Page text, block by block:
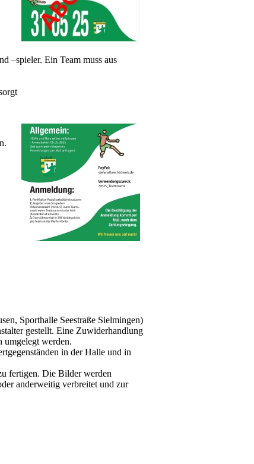
–spieler. Ein Team muss aus
Sporthalle Seestraße Sielmingen)
gestellt. Eine Zuwiderhandlung
umgelegt werden.
in der Halle und in
fertigen. Die Bilder werden
anderweitig verbreitet und zur